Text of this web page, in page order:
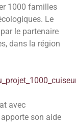
1000 familles
Le
le partenaire
dans la région
avec
son aide